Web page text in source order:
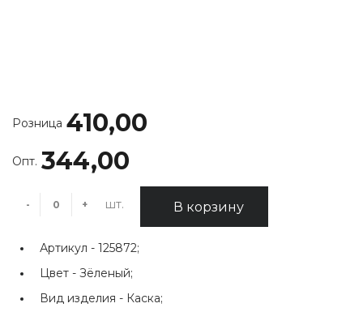
Розница 410,00
Опт. 344,00
- + шт. В корзину
Артикул - 125872;
Цвет - Зёленый;
Вид изделия - Каска;